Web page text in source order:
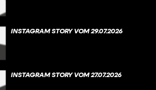
INSTAGRAM STORY VOM 29.07.2026
INSTAGRAM STORY VOM 27.07.2026